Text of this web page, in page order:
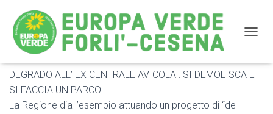
DEGRADO ALL’ EX CENTRALE AVICOLA : SI
DEMOLISCA E SI FACCIA UN PARCO
DEGRADO ALL’ EX CENTRALE AVICOLA : SI DEMOLISCA E
SI FACCIA UN PARCO
La Regione dia l’esempio attuando un progetto di “de-